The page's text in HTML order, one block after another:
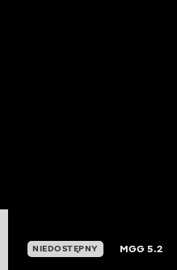
NIEDOSTĘPNY MGG5.2